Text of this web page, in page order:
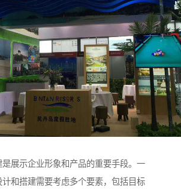
是展示企业形象和产品的重要手段。一
和搭建需要考虑多个要素，包括目标